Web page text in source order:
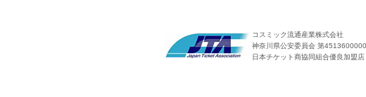
コスミック流通産業株式会社
神奈川県公安委員会 第
日本チケット商協同組合優良加盟店